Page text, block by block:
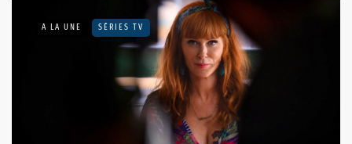
A LA UNE SÉRIES TV